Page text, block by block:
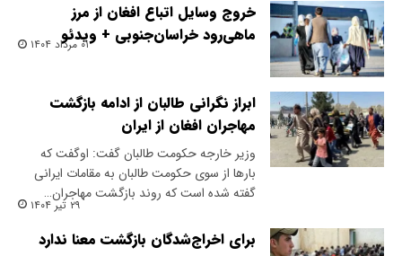
خروج وسایل اتباع افغان از مرز
ماهی‌رود خراسان‌جنوبی + ویدئو
۰۱ مرداد ۱۴۰۴
ابراز نگرانی طالبان از ادامه بازگشت
مهاجران افغان از ایران
وزیر خارجه حکومت طالبان گفت: اوگفت که
بارها از سوی حکومت طالبان به مقامات ایرانی
گفته شده است که روند بازگشت مهاجران…
۲۹ تیر ۱۴۰۴
برای اخراج‌شدگان بازگشت معنا ندارد